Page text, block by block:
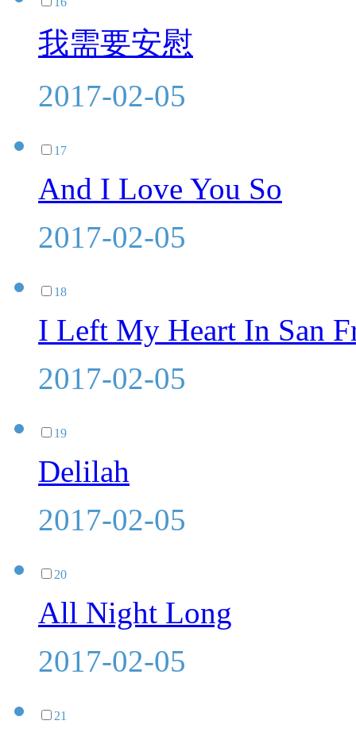
我需要安慰
2017-02-05
17
And I Love You So
2017-02-05
18
I Left My Heart In San
2017-02-05
19
Delilah
2017-02-05
20
All Night Long
2017-02-05
21